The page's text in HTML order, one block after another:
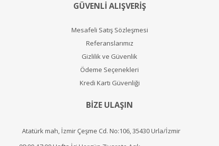
GÜVENLİ ALIŞVERİŞ
Mesafeli Satış Sözleşmesi
Referanslarımız
Gizlilik ve Güvenlik
Ödeme Seçenekleri
Kredi Kartı Güvenliği
BİZE ULAŞIN
Atatürk mah, İzmir Çeşme Cd. No:106, 35430 Urla/İzmir